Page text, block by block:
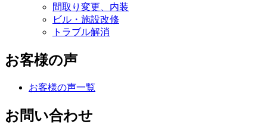
間取り変更、内装
ビル・施設改修
トラブル解消
お客様の声
お客様の声一覧
お問い合わせ